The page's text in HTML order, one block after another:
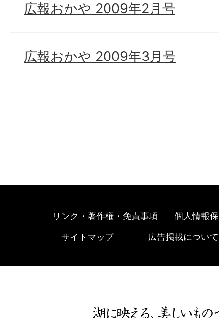
広報おかや 2009年2月号
広報おかや 2009年3月号
リンク・著作権・免責事項 個人情報
サイトマップ 広告掲載について